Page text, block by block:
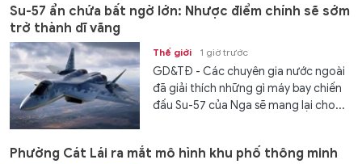
Su-57 ẩn chứa bất ngờ lớn: Nhược điểm chính sẽ sớm
trở thành dĩ vãng
Thế giới 1 giờ trước
GD&TĐ - Các chuyên gia nước ngoài
đã giải thích những gì máy bay chiến
đấu Su-57 của Nga sẽ mang lại cho...
Phường Cát Lái ra mắt mô hình khu phố thông minh